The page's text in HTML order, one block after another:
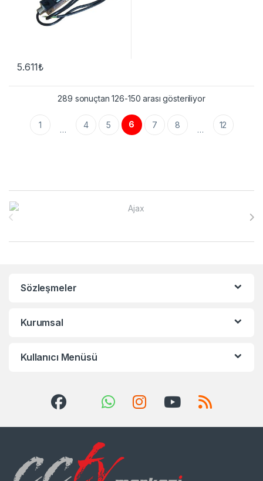
5.611₺
289 sonuçtan 126-150 arası gösteriliyor
1 … 4 5 6 7 8 … 12
Brands Carousel
Sözleşmeler
Kurumsal
Kullanıcı Menüsü